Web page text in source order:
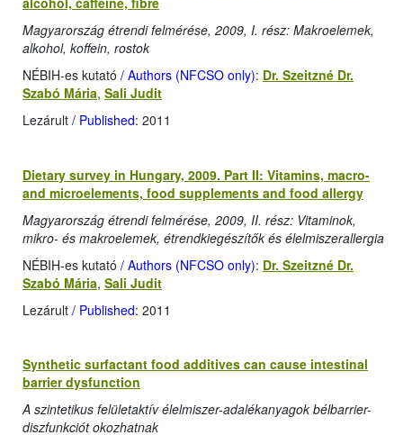
Magyarország étrendi felmérése, 2009, I. rész: Makroelemek,
alkohol, koffein, rostok
NÉBIH-es kutató / Authors (NFCSO only): Dr. Szeitzné Dr.
Szabó Mária, Sali Judit
Lezárult / Published: 2011
Dietary survey in Hungary, 2009. Part II: Vitamins, macro-
and microelements, food supplements and food allergy
Magyarország étrendi felmérése, 2009, II. rész: Vitaminok,
mikro- és makroelemek, étrendkiegészítők és élelmiszerallergia
NÉBIH-es kutató / Authors (NFCSO only): Dr. Szeitzné Dr.
Szabó Mária, Sali Judit
Lezárult / Published: 2011
Synthetic surfactant food additives can cause intestinal
barrier dysfunction
A szintetikus felületaktív élelmiszer-adalékanyagok bélbarrier-
diszfunkciót okozhatnak